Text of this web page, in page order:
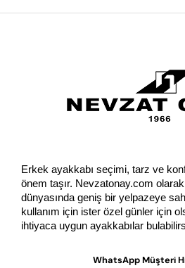
Erkek ayakkabı seçimi, tarz ve
önem taşır. Nevzatonay.com
dünyasında geniş bir yelpazeye
kullanım için ister özel günler için
ihtiyaca uygun ayakkabılar
WhatsApp Müşteri